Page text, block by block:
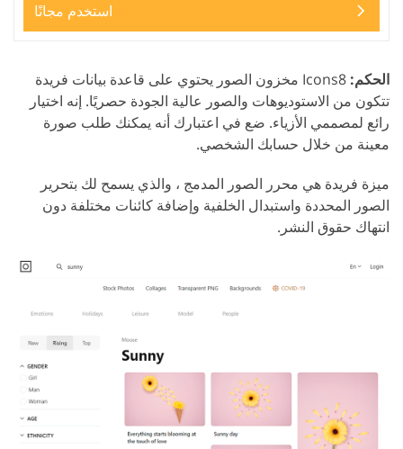
استخدم مجانًا
الحكم:
Icons8 مخزون الصور يحتوي على قاعدة بيانات فريدة
تتكون من الاستوديوهات والصور عالية الجودة حصريًا. إنه اختيار
رائع لمصممي الأزياء. ضع في اعتبارك أنه يمكنك طلب صورة
معينة من خلال حسابك الشخصي.
ميزة فريدة هي محرر الصور المدمج ، والذي يسمح لك بتحرير
الصور المحددة واستبدال الخلفية وإضافة كائنات مختلفة دون
انتهاك حقوق النشر.